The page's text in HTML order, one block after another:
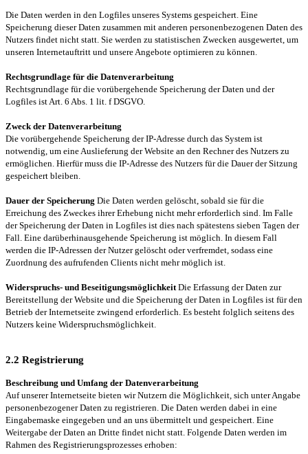
Die Daten werden in den Logfiles unseres Systems gespeichert. Eine
Speicherung dieser Daten zusammen mit anderen personenbezogenen Daten des
Nutzers findet nicht statt. Sie werden zu statistischen Zwecken ausgewertet, um
unseren Internetauftritt und unsere Angebote optimieren zu können.
Rechtsgrundlage für die Datenverarbeitung
Rechtsgrundlage für die vorübergehende Speicherung der Daten und der
Logfiles ist Art. 6 Abs. 1 lit. f DSGVO.
Zweck der Datenverarbeitung
Die vorübergehende Speicherung der IP-Adresse durch das System ist
notwendig, um eine Auslieferung der Website an den Rechner des Nutzers zu
ermöglichen. Hierfür muss die IP-Adresse des Nutzers für die Dauer der Sitzung
gespeichert bleiben.
Dauer der Speicherung Die Daten werden gelöscht, sobald sie für die
Erreichung des Zweckes ihrer Erhebung nicht mehr erforderlich sind. Im Falle
der Speicherung der Daten in Logfiles ist dies nach spätestens sieben Tagen der
Fall. Eine darüberhinausgehende Speicherung ist möglich. In diesem Fall
werden die IP-Adressen der Nutzer gelöscht oder verfremdet, sodass eine
Zuordnung des aufrufenden Clients nicht mehr möglich ist.
Widerspruchs- und BeseitigungsmöglichkeitDie Erfassung der Daten zur
Bereitstellung der Website und die Speicherung der Daten in Logfiles ist für den
Betrieb der Internetseite zwingend erforderlich. Es besteht folglich seitens des
Nutzers keine Widerspruchsmöglichkeit.
2.2 Registrierung
Beschreibung und Umfang der Datenverarbeitung
Auf unserer Internetseite bieten wir Nutzern die Möglichkeit, sich unter Angabe
personenbezogener Daten zu registrieren. Die Daten werden dabei in eine
Eingabemaske eingegeben und an uns übermittelt und gespeichert. Eine
Weitergabe der Daten an Dritte findet nicht statt. Folgende Daten werden im
Rahmen des Registrierungsprozesses erhoben: